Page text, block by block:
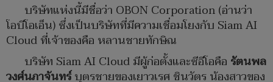
บริษัทแห่งนี้มีชื่อว่า OBON Corporation (อ่านว่า
โอบีโอเอ็น) ซึ่งเป็นบริษัทที่มีความเชื่อมโยงกับ Siam AI
Cloud ที่เจ้าของคือ หลานชายทักษิณ
บริษัท Siam AI Cloud มีผู้ก่อตั้งและซีอีโอคือ รัตนพล
วงศ์นภาจันทร์บุตรชายของเยาวเรศ ชินวัตร น้องสาวของ